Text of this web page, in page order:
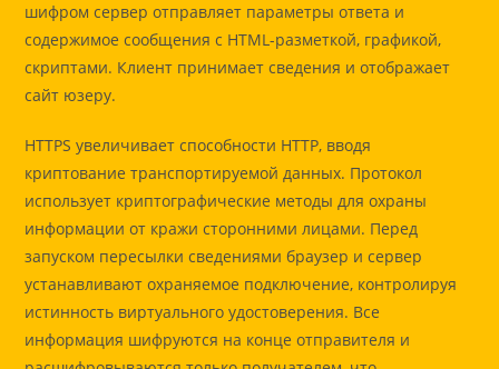
шифром сервер отправляет параметры ответа и
содержимое сообщения с HTML-разметкой, графикой,
скриптами. Клиент принимает сведения и отображает
сайт юзеру.
HTTPS увеличивает способности HTTP, вводя
криптование транспортируемой данных. Протокол
использует криптографические методы для охраны
информации от кражи сторонними лицами. Перед
запуском пересылки сведениями браузер и сервер
устанавливают охраняемое подключение, контролируя
истинность виртуального удостоверения. Все
информация шифруются на конце отправителя и